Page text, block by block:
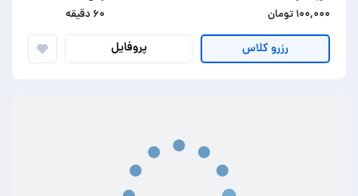
۱۰۰,۰۰۰ تومان ۶۰ دقیقه
رزرو کلاس پروفایل